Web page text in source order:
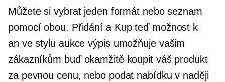
Můžete si vybrat jeden formát nebo seznam
pomocí obou. Přidání a Kup teďmožnost k
an ve stylu aukce výpis umožňuje vašim
zákazníkům buď okamžitě koupit váš produkt
za pevnou cenu, nebo podat nabídku v naději